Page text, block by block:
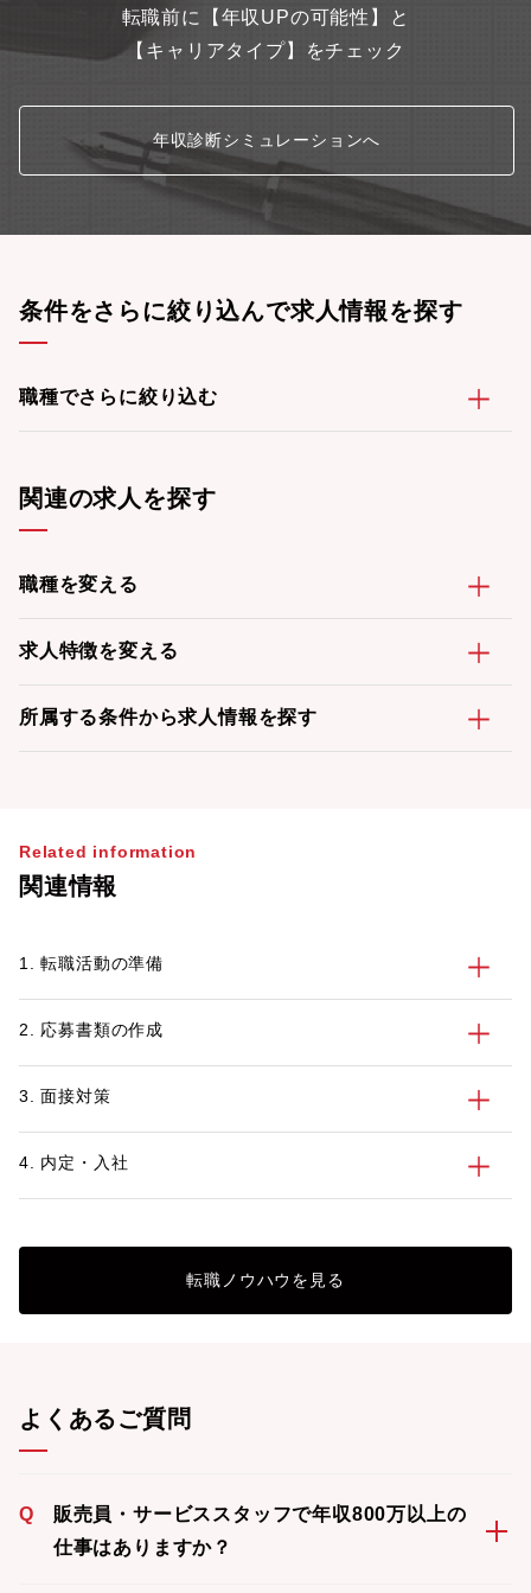
転職前に【年収UPの可能性】と
【キャリアタイプ】をチェック
年収診断シミュレーションへ
条件をさらに絞り込んで求人情報を探す
職種でさらに絞り込む
関連の求人を探す
職種を変える
求人特徴を変える
所属する条件から求人情報を探す
Related information
関連情報
1. 転職活動の準備
2. 応募書類の作成
3. 面接対策
4. 内定・入社
転職ノウハウを見る
よくあるご質問
Q
販売員・サービススタッフで年収800万以上の
仕事はありますか？